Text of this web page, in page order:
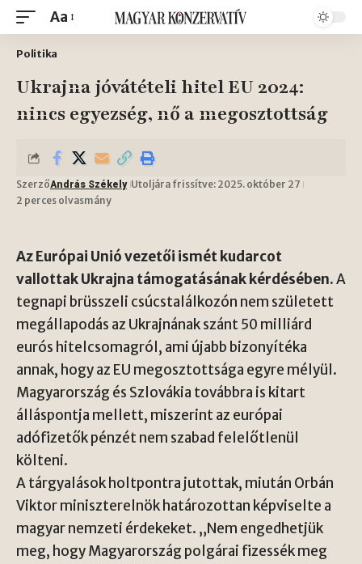
Aa
Politika
Ukrajna jóvátételi hitel EU 2024:
nincs egyezség, nő a megosztottság
SzerzőAndrás Székely Utoljára frissítve: 2025. október 27
2 perces olvasmány
Az Európai Unió vezetői ismét kudarcot
vallottak Ukrajna támogatásának kérdésében.A
tegnapi brüsszeli csúcstalálkozón nem született
megállapodás az Ukrajnának szánt 50 milliárd
eurós hitelcsomagról, ami újabb bizonyítéka
annak, hogy az EU megosztottsága egyre mélyül.
Magyarország és Szlovákia továbbra is kitart
álláspontja mellett, miszerint az európai
adófizetők pénzét nem szabad felelőtlenül
költeni.
A tárgyalások holtpontra jutottak, miután Orbán
Viktorminiszterelnök határozottan képviselte a
magyar nemzeti érdekeket. „Nem engedhetjük
meg, hogy Magyarország polgárai fizessék meg